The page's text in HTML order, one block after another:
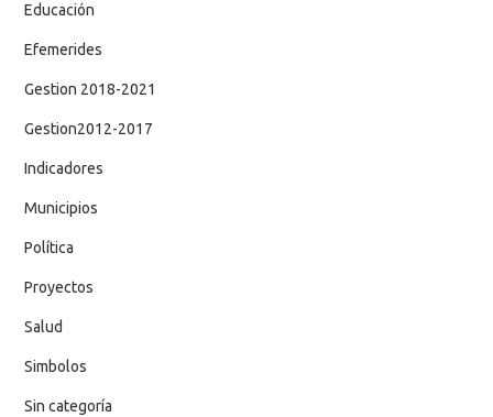
Educación
Efemerides
Gestion 2018-2021
Gestion2012-2017
Indicadores
Municipios
Política
Proyectos
Salud
Simbolos
Sin categoría